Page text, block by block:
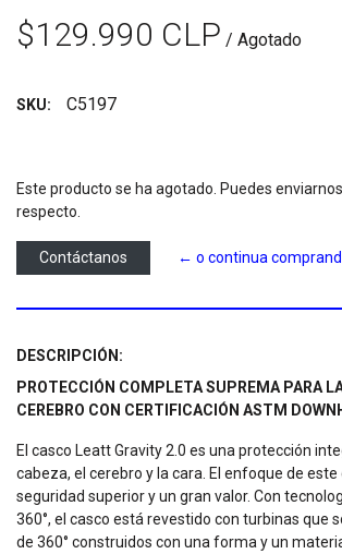
$129.990 CLP / Agotado
SKU: C5197
Este producto se ha agotado. Puedes
respecto.
Contáctanos ← o continua
DESCRIPCIÓN:
PROTECCIÓN COMPLETA SUPREMA PARA
CEREBRO CON CERTIFICACIÓN ASTM
El casco Leatt Gravity 2.0 es una protección
cabeza, el cerebro y la cara. El enfoque de este
seguridad superior y un gran valor. Con
360°, el casco está revestido con turbinas que
de 360° construidos con una forma y un